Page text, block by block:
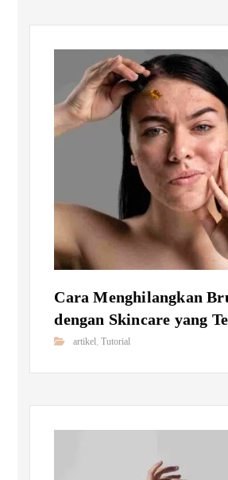
Cara Menghilangkan
dengan Skincare yang
artikel ,Tutorial